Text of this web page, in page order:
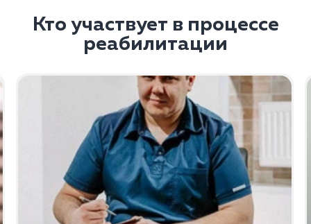
Кто участвует в процессе
реабилитации